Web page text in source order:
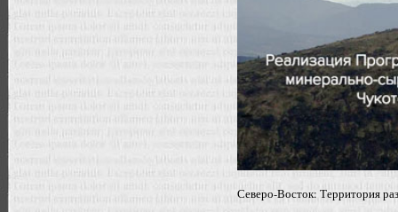
Северо-Восток: Территория